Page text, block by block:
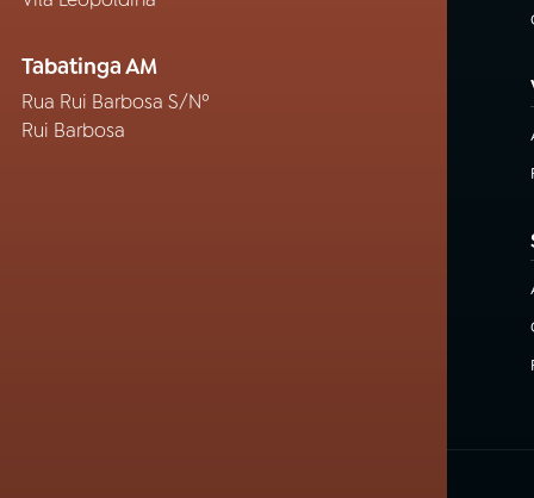
Tabatinga AM
Rua Rui Barbosa S/Nº
Rui Barbosa